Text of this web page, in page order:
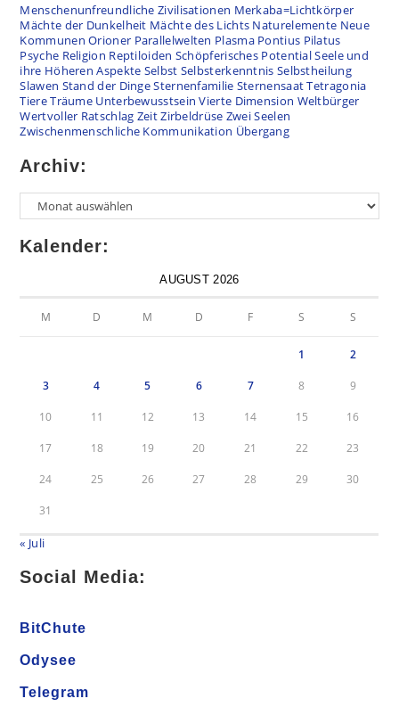
Menschenunfreundliche Zivilisationen Merkaba=Lichtkörper
Mächte der Dunkelheit Mächte des Lichts Naturelemente Neue
Kommunen Orioner Parallelwelten Plasma Pontius Pilatus
Psyche Religion Reptiloiden Schöpferisches PotentialSeele und
ihre Höheren Aspekte Selbst Selbsterkenntnis Selbstheilung
Slawen Stand der DingeSternenfamilie SternensaatTetragonia
TiereTräume Unterbewusstsein Vierte Dimension Weltbürger
Wertvoller Ratschlag ZeitZirbeldrüse Zwei Seelen
Zwischenmenschliche Kommunikation Übergang
Archiv:
Kalender:
AUGUST 2026
M D M D F S S
1 2
3 4 5 6 7 8 9
10 11 12 13 14 15 16
17 18 19 20 21 22 23
24 25 26 27 28 29 30
31
« Juli
Social Media:
BitChute
Odysee
Telegram